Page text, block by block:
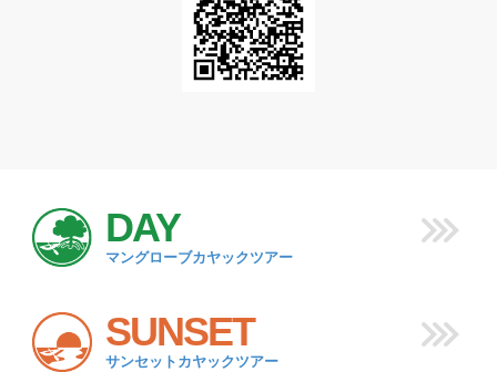
DAY
マングローブカヤックツアー
SUNSET
サンセットカヤックツアー